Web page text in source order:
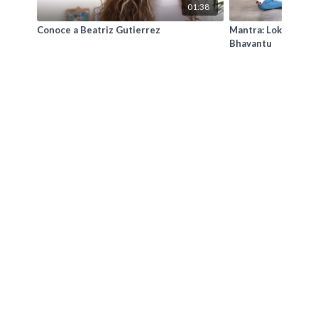
01:38
Conoce a Beatriz Gutierrez
Mantra: Lokah
Bhavantu